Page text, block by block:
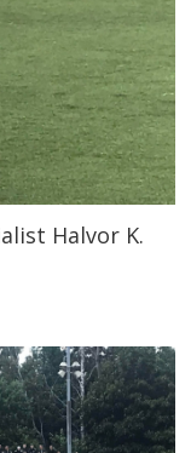
Halvor K.